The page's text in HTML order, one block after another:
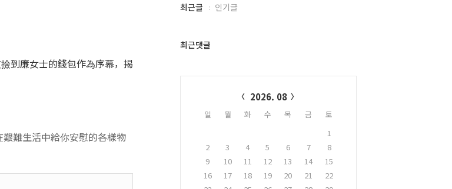
到廉女士的錢包作為序幕，揭
難生活中給你安慰的各樣物
최
과
최근글 인기글
최근댓글
2026. 08
일 월 화 수 목 금
토
1
2
3 4 5 6 7
8
9
10 11 12 13 14
15
16
17 18 19 20 21
22